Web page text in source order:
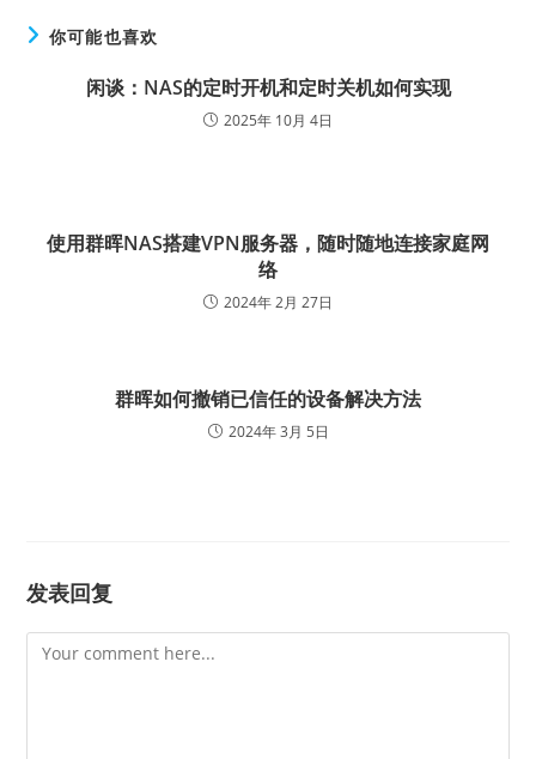
你可能也喜欢
闲谈：NAS的定时开机和定时关机如何实现
2025年 10月 4日
使用群晖NAS搭建VPN服务器，随时随地连接家庭网
络
2024年 2月 27日
群晖如何撤销已信任的设备解决方法
2024年 3月 5日
发表回复
Comment